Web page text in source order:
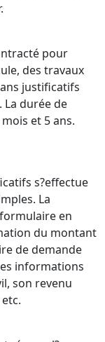
pour
des travaux
justificatifs
La durée de
et 5 ans.
s?effectue
La
en
du montant
de demande
informations
son revenu